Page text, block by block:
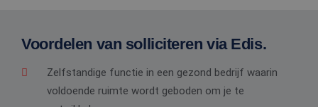
Voordelen van solliciteren via Edis.
Zelfstandige functie in een gezond bedrijf waarin
voldoende ruimte wordt geboden om je te